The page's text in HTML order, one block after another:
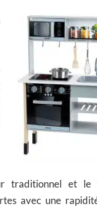
traditionnel et le
avec une